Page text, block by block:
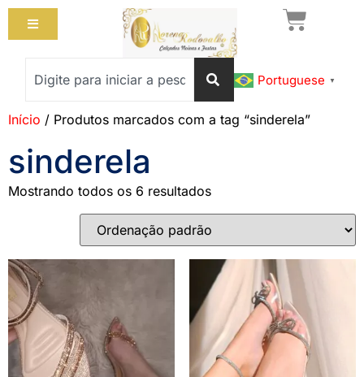
Portuguese ▼
Início / Produtos marcados com a tag “sinderela”
sinderela
Mostrando todos os 6 resultados